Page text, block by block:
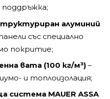
поддръжка;
алуминий
със специално
покритие;
вата (100 кг/м³) –
и топлоизолация;
система MAUER ASSA